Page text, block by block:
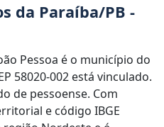
da Paraíba/PB -
Pessoa é o município do
58020-002 está vinculado.
de pessoense. Com
e código IBGE